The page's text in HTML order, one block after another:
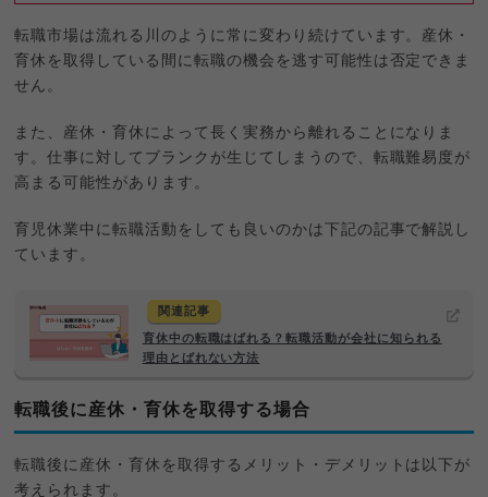
転職市場は流れる川のように常に変わり続けています。産休・
育休を取得している間に転職の機会を逃す可能性は否定できま
せん。
また、産休・育休によって長く実務から離れることになりま
す。仕事に対してブランクが生じてしまうので、転職難易度が
高まる可能性があります。
育児休業中に転職活動をしても良いのかは下記の記事で解説し
ています。
関連記事
育休中の転職はばれる？転職活動が会社に知られる
理由とばれない方法
転職後に産休・育休を取得する場合
転職後に産休・育休を取得するメリット・デメリットは以下が
考えられます。